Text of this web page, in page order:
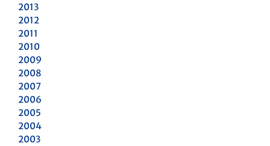
2013
2012
2011
2010
2009
2008
2007
2006
2005
2004
2003